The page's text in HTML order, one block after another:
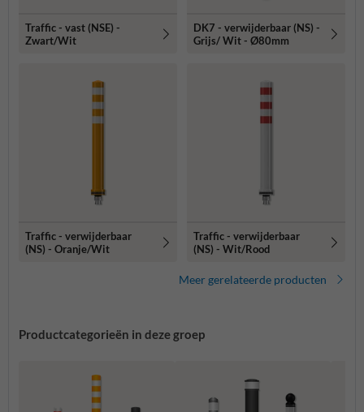
Traffic - vast (NSE) -
Zwart/Wit
DK7 - verwijderbaar (NS) -
Grijs/ Wit - Ø80mm
Traffic - verwijderbaar
(NS) - Oranje/Wit
Traffic - verwijderbaar
(NS) - Wit/Rood
Meer gerelateerde producten
Productcategorieën in deze groep